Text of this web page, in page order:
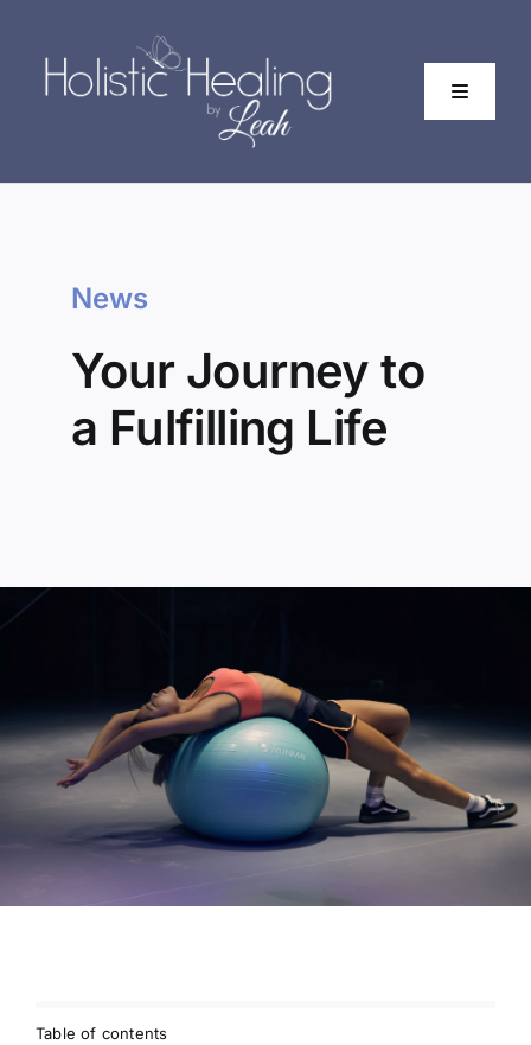
content
Toggle
Home
News
Your Journey to
a Fulfilling Life
Table of contents